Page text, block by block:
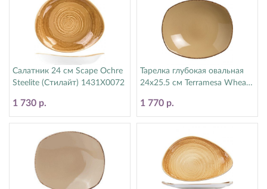
Салатник 24 см Scape Ochre
Steelite (Стилайт) 1431X0072
1 730 р.
Тарелка глубокая овальная
24х25.5 см Terramesa Wheat
1 770 р.